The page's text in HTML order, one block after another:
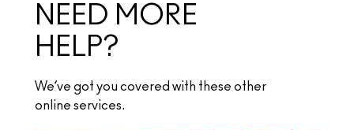
NEED MORE
HELP?
We’ve got you covered with these other
online services.